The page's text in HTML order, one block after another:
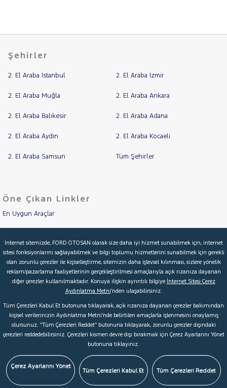
HONDA
HYUNDAI
ISUZU
JEEP
KIA
MINI
MITSUBISHI
MOTORSIKLET
NISSAN
OPEL
RENAULT
SEAT
SKODA
KAMIQ
Şehir
Yakıt
Türü
Tipi
Aktarma
Garanti
Kampanya
ve
Boya
Parça
İlan
Şehirler
2. El Araba İstanbul 2. El Araba İzmir
2. El Araba Muğla 2. El Araba Ankara
2. El Araba Balıkesir 2. El Araba Adana
2. El Araba Aydın 2. El Araba Kocaeli
2. El Araba Samsun Tüm Şehirler
Öne Çıkan Linkler
En Uygun Araçlar
İkinci El Garanti
Kampanyalar
Kredi Hesaplama & Başvuru
© 2026 Ford Türkiye Ford Kurumsal Hakkımızda
Şartlar & Kişisel Verilerin Korunması S.S.S.
Çerez Tercihleri
İnternet sitemizde, FORD OTOSAN olarak size daha iyi hizmet sunabilmek için, internet
sitesi fonksiyonlarını sağlayabilmek ve bilgi toplumu hizmetlerini sunabilmek için gerekli
olan zorunlu çerezler ile kişiselleştirme, sitemizin daha işlevsel kılınması, sizlere yönelik
reklam/pazarlama faaliyetlerinin gerçekleştirilmesi amaçlarıyla açık rızanıza dayanan
diğer çerezler kullanılmaktadır. Konuya ilişkin ayrıntılı bilgiye İnternet Sitesi Çerez
Aydınlatma Metni’nden ulaşabilirsiniz.
Tüm Çerezleri Kabul Et butonuna tıklayarak, açık rızanıza dayanan çerezler bakımından
kişisel verilerinizin Aydınlatma Metni’nde belirtilen amaçlarla işlenmesini onaylamış
olursunuz. “Tüm Çerezleri Reddet” butonuna tıklayarak, zorunlu çerezler dışındaki
çerezleri reddedebilirsiniz. Çerezleri kısmen devre dışı bırakmak için Çerez Ayarlarını Yönet
butonuna tıklayınız.
Çerez Ayarlarını Yönet
Tüm Çerezleri Kabul Et Tüm Çerezleri Reddet